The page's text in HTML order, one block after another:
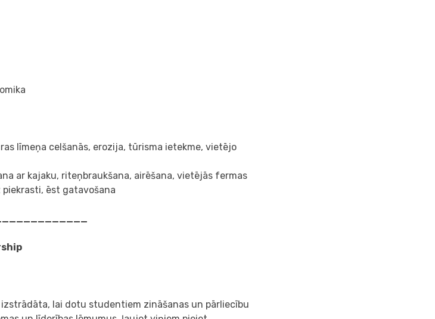
līmeņa celšanās, erozija, tūrisma ietekme, vietējo
ar kajaku, riteņbraukšana, airēšana, vietējās fermas
ēst gatavošana
lai dotu studentiem zināšanas un pārliecību